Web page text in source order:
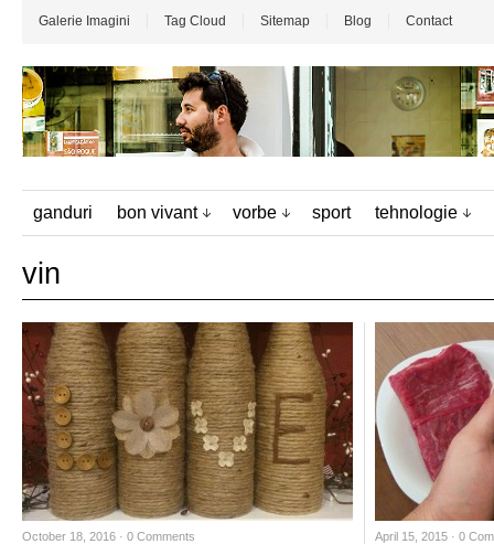
Galerie Imagini Tag Cloud Sitemap Blog Contact
ganduri bon vivant vorbe sport tehnologie
vin
October 18, 2016 · 0 Comments April 15, 2015 · 0